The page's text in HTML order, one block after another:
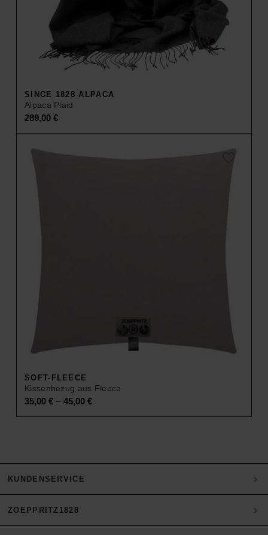
SINCE 1828 ALPACA
Alpaca Plaid
289,00 €
SOFT-FLEECE
Kissenbezug aus Fleece
35,00 € – 45,00 €
KUNDENSERVICE
Mein Konto
Zahlung
ZOEPPRITZ1828